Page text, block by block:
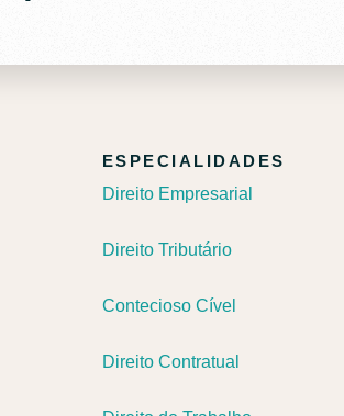
ESPECIALIDADES
Direito Empresarial
Direito Tributário
Contecioso Cível
Direito Contratual